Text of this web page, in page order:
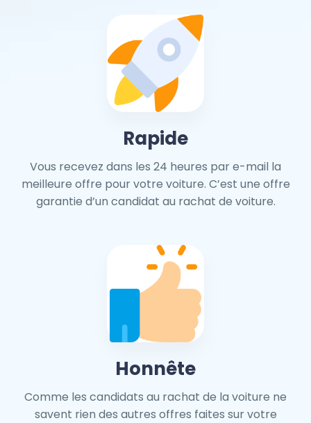
Rapide
Vous recevez dans les 24 heures par e-mail la
meilleure offre pour votre voiture. C’est une offre
garantie d’un candidat au rachat de voiture.
Honnête
Comme les candidats au rachat de la voiture ne
savent rien des autres offres faites sur votre